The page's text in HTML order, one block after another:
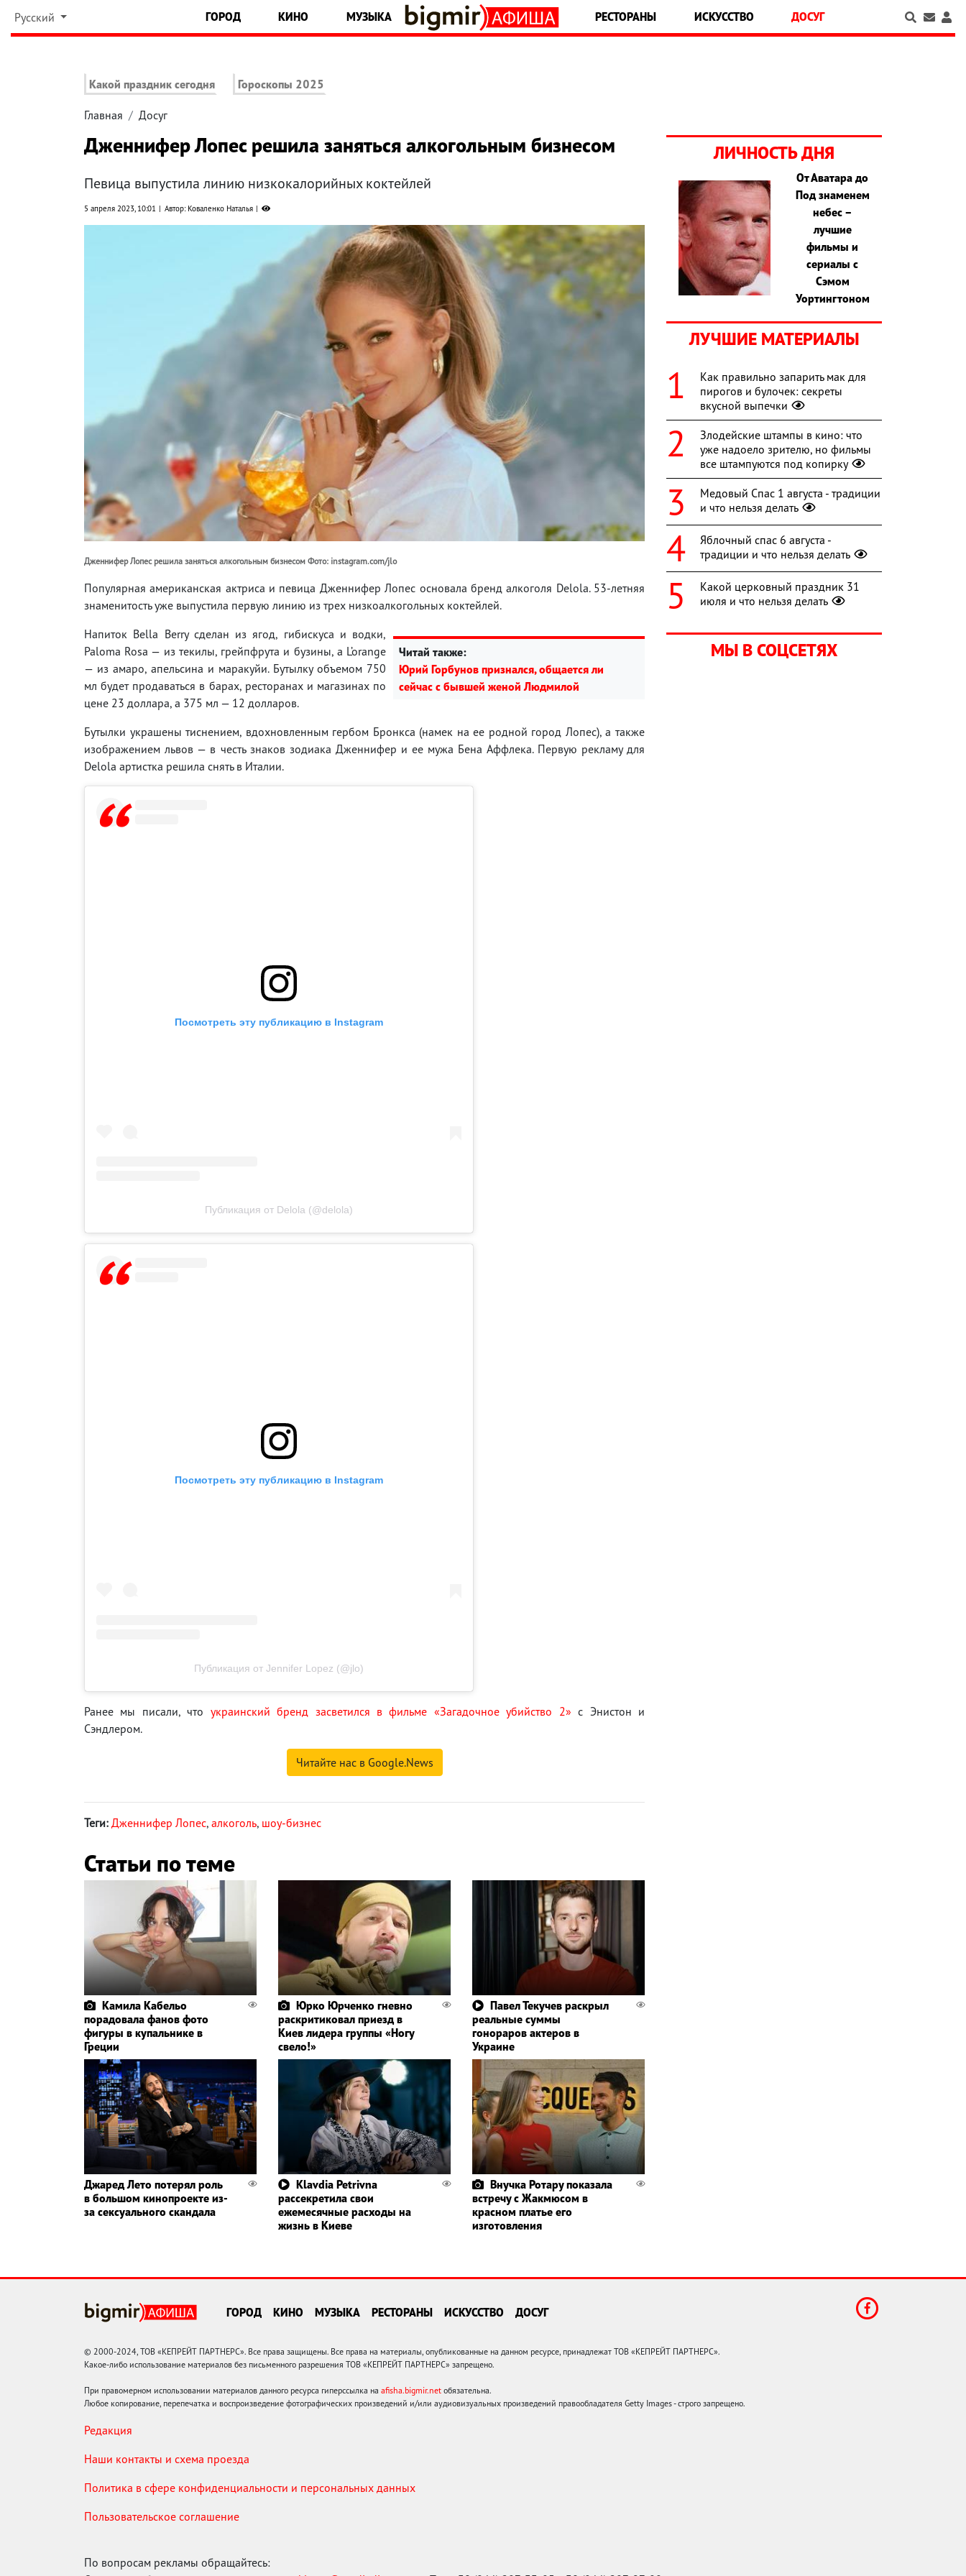
Русский ГОРОД КИНО МУЗЫКА РЕСТОРАНЫ ИСКУССТВО ДОСУГ
Какой праздник сегодня Гороскопы 2025
Главная Досуг
Дженнифер Лопес решила заняться алкогольным бизнесом
Певица выпустила линию низкокалорийных коктейлей
5 апреля 2023, 10:01 Автор: Коваленко Наталья
Дженнифер Лопес решила заняться алкогольным бизнесом Фото: instagram.com/jlo
Популярная американская актриса и певица Дженнифер Лопес основала бренд алкоголя Delola. 53-летняя
знаменитость уже выпустила первую линию из трех низкоалкогольных коктейлей.
Читай также:
Юрий Горбунов признался, общается ли
сейчас с бывшей женой Людмилой
Напиток Bella Berry сделан из ягод, гибискуса и водки,
Paloma Rosa — из текилы, грейпфрута и бузины, а L’orange
— из амаро, апельсина и маракуйи. Бутылку объемом 750
мл будет продаваться в барах, ресторанах и магазинах по
цене 23 доллара, а 375 мл — 12 долларов.
Бутылки украшены тиснением, вдохновленным гербом Бронкса (намек на ее родной город Лопес), а также
изображением львов — в честь знаков зодиака Дженнифер и ее мужа Бена Аффлека. Первую рекламу для
Delola артистка решила снять в Италии.
Посмотреть эту публикацию в Instagram
Публикация от Delola (@delola)
Посмотреть эту публикацию в Instagram
Публикация от Jennifer Lopez (@jlo)
Ранее мы писали, что украинский бренд засветился в фильме «Загадочное убийство 2» с Энистон и
Сэндлером.
Читайте нас в Google.News
Теги: Дженнифер Лопес, алкоголь, шоу-бизнес
Статьи по теме
Камила Кабельо
порадовала фанов фото
фигуры в купальнике в
Греции
Юрко Юрченко гневно
раскритиковал приезд в
Киев лидера группы «Ногу
свело!»
Павел Текучев раскрыл
реальные суммы
гонораров актеров в
Украине
Джаред Лето потерял роль
в большом кинопроекте из-
за сексуального скандала
Klavdia Petrivna
рассекретила свои
ежемесячные расходы на
жизнь в Киеве
Внучка Ротару показала
встречу с Жакмюсом в
красном платье его
изготовления
ЛИЧНОСТЬ ДНЯ
От Аватара до
Под знаменем
небес –
лучшие
фильмы и
сериалы с
Сэмом
Уортингтоном
ЛУЧШИЕ МАТЕРИАЛЫ
Как правильно запарить мак для
пирогов и булочек: секреты
вкусной выпечки
Злодейские штампы в кино: что
уже надоело зрителю, но фильмы
все штампуются под копирку
Медовый Спас 1 августа - традиции
и что нельзя делать
Яблочный спас 6 августа -
традиции и что нельзя делать
Какой церковный праздник 31
июля и что нельзя делать
МЫ В СОЦСЕТЯХ
ГОРОД КИНО МУЗЫКА РЕСТОРАНЫ ИСКУССТВО ДОСУГ
© 2000-2024, ТОВ «КЕПРЕЙТ ПАРТНЕРС». Все права защищены. Все права на материалы, опубликованные на данном ресурсе, принадлежат ТОВ «КЕПРЕЙТ ПАРТНЕРС».
Какое-либо использование материалов без письменного разрешения ТОВ «КЕПРЕЙТ ПАРТНЕРС» запрещено.
При правомерном использовании материалов данного ресурса гиперссылка на afisha.bigmir.net обязательна.
Любое копирование, перепечатка и воспроизведение фотографических произведений и/или аудиовизуальных произведений правообладателя Getty Images - строго запрещено.
Редакция
Наши контакты и схема проезда
Политика в сфере конфиденциальности и персональных данных
Пользовательское соглашение
По вопросам рекламы обращайтесь: